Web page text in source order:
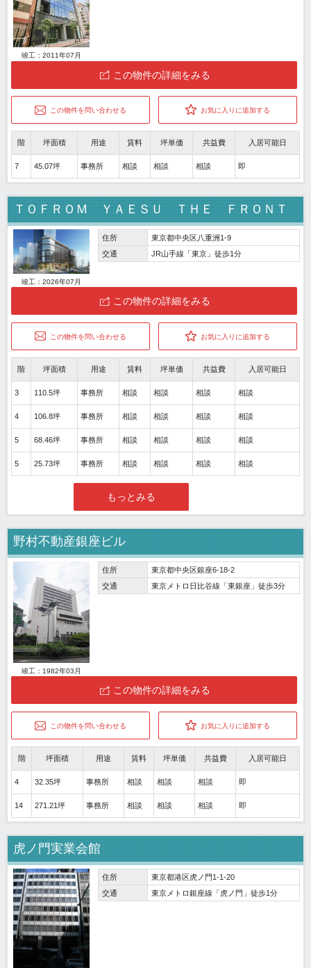
竣工：2011年07月
この物件の詳細をみる
この物件を問い合わせる お気に入りに追加する
階 坪面積 用途 賃料 坪単価 共益費 入居可能日
7 45.07坪 事務所 相談 相談 相談 即
ＴＯＦＲＯＭ ＹＡＥＳＵ ＴＨＥ ＦＲＯＮＴ
竣工：2026年07月
住所
東京都中央区八重洲1-9
交通
JR山手線「東京」徒歩1分
この物件の詳細をみる
この物件を問い合わせる お気に入りに追加する
階 坪面積 用途 賃料 坪単価 共益費 入居可能日
3 110.5坪 事務所 相談 相談 相談 相談
4 106.8坪 事務所 相談 相談 相談 相談
5 68.46坪 事務所 相談 相談 相談 相談
5 25.73坪 事務所 相談 相談 相談 相談
もっとみる
野村不動産銀座ビル
竣工：1982年03月
住所
東京都中央区銀座6-18-2
交通
東京メトロ日比谷線「東銀座」徒歩3分
この物件の詳細をみる
この物件を問い合わせる お気に入りに追加する
階 坪面積 用途 賃料 坪単価 共益費 入居可能日
4 32.35坪 事務所 相談 相談 相談 即
14 271.21坪 事務所 相談 相談 相談 即
虎ノ門実業会館
住所
東京都港区虎ノ門1-1-20
交通
東京メトロ銀座線「虎ノ門」徒歩1分